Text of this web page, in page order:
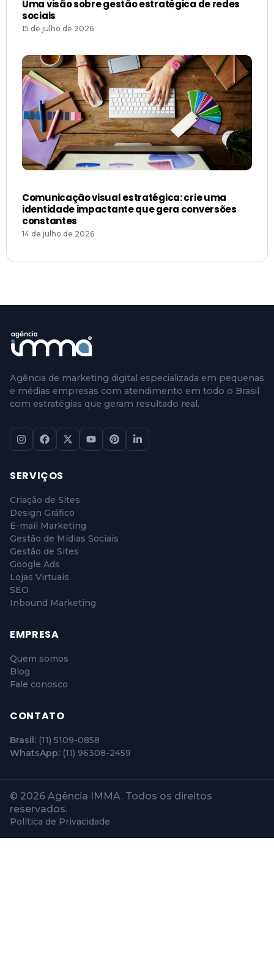
Comunicação visual estratégica: crie uma
identidade impactante que gera conversões
constantes
e médias empresas com atendimento em todo o Brasil
com estratégias que geram resultado real.
E-mail Marketing
Gestão de Mídias Sociais
Google Ads
Lojas Virtuais
SEO
EMPRESA
Blog
Fale conosco
CONTATO
Brasil:(11) 5109-0858
WhatsApp:
© 2026 Agência IMMA. Todos os direitos
Política de Privacidade